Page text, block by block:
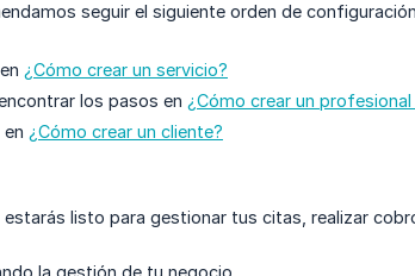
seguir el siguiente orden de
¿Cómo crear un servicio?
los pasos en ¿Cómo crear un
¿Cómo crear un cliente?
listo para gestionar tus citas, realizar
la gestión de tu negocio.